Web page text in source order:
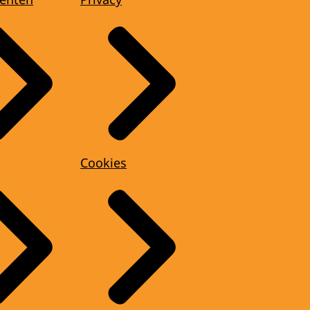
Cookies